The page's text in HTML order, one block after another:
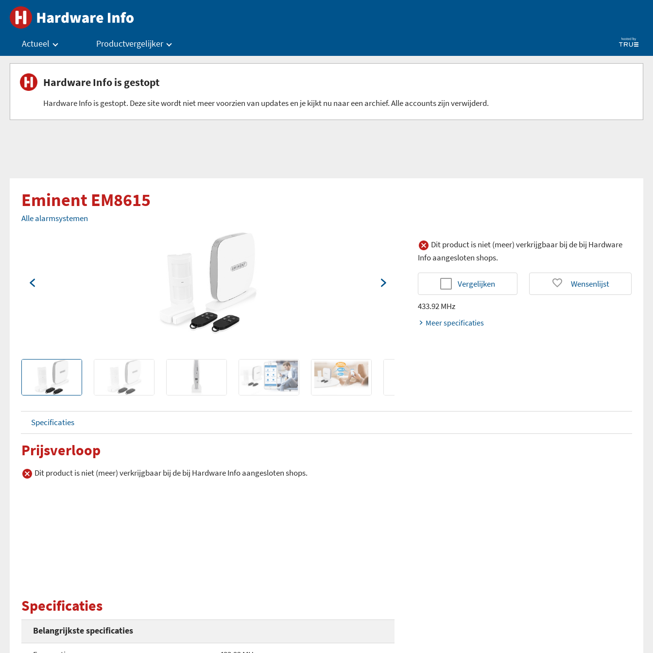
Actueel Productvergelijker
Hardware Info is gestopt
Hardware Info is gestopt. Deze site wordt niet meer voorzien van updates en je kijkt nu naar een archief. Alle accounts zijn verwijderd.
Eminent EM8615
Alle alarmsystemen
Dit product is niet (meer) verkrijgbaar bij de bij Hardware
Info aangesloten shops.
Vergelijken Wensenlijst
433.92 MHz
Meer specificaties
Specificaties
Prijsverloop
Dit product is niet (meer) verkrijgbaar bij de bij Hardware Info aangesloten shops.
Specificaties
Belangrijkste specificaties